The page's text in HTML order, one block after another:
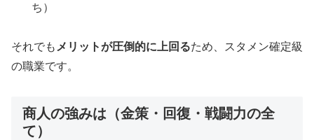
ち）
それでもメリットが圧倒的に上回るため、スタメン確定級
の職業です。
商人の強みは（金策・回復・戦闘力の全
て）